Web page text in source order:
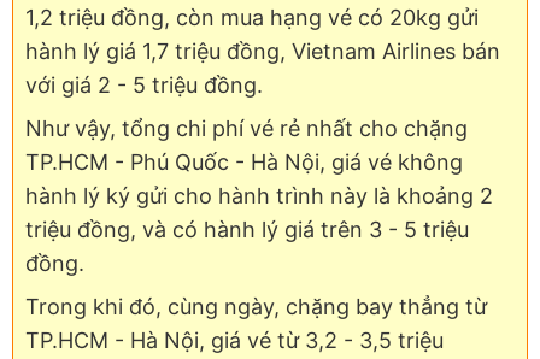
1,2 triệu đồng, còn mua hạng vé có 20kg gửi
hành lý giá 1,7 triệu đồng, Vietnam Airlines bán
với giá 2 - 5 triệu đồng.
Như vậy, tổng chi phí vé rẻ nhất cho chặng
TP.HCM - Phú Quốc - Hà Nội, giá vé không
hành lý ký gửi cho hành trình này là khoảng 2
triệu đồng, và có hành lý giá trên 3 - 5 triệu
đồng.
Trong khi đó, cùng ngày, chặng bay thẳng từ
TP.HCM - Hà Nội, giá vé từ 3,2 - 3,5 triệu